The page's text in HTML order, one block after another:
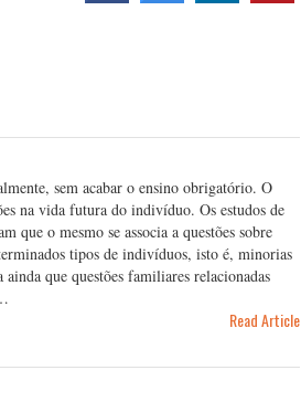
sem acabar o ensino obrigatório. O
na vida futura do indivíduo. Os estudos de
que o mesmo se associa a questões sobre
tipos de indivíduos, isto é, minorias
que questões familiares relacionadas
Read Article